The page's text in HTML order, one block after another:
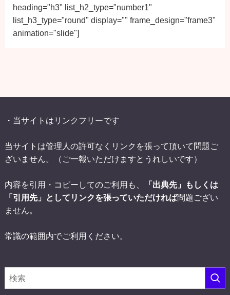
heading="h3" list_h2_type="number1"
list_h3_type="round" display="" frame_design="frame3"
animation="slide"]
・当サイトはリンクフリーです
当サイトは管理人の許可なくリンクを張って頂いて問題ご
ざいません。（ご一報いただけますとうれしいです）
内容を引用・コピーしてのご利用も、
「出典先」もしくは
「引用先」としてリンクを張っていただければ問題ござい
ません。
常識の範囲内でご利用ください。